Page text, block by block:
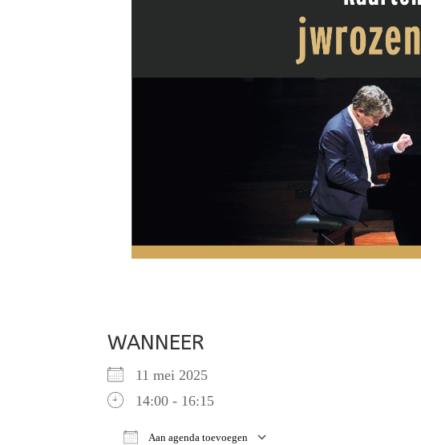
WANNEER
11 mei 2025
14:00 - 16:15
Aan agenda toevoegen